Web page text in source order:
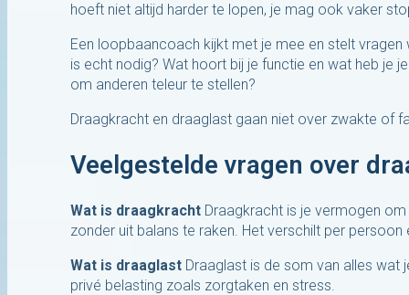
hoeft niet altijd harder te lopen, je mag ook vaker
Een loopbaancoach kijkt met je mee en stelt
is echt nodig? Wat hoort bij je functie en wat heb je
om anderen teleur te stellen?
Draagkracht en draaglast gaan niet over zwakte of
Veelgestelde vragen over
Wat is draagkracht Draagkracht is je vermogen
zonder uit balans te raken. Het verschilt per persoon
Wat is draaglast Draaglast is de som van alles wat
privé belasting zoals zorgtaken en stress.